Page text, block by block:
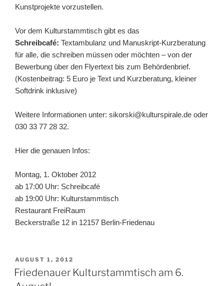
Kunstprojekte vorzustellen.
Vor dem Kulturstammtisch gibt es das
Schreibcafé: Textambulanz und Manuskript-Kurzberatung
für alle, die schreiben müssen oder möchten – von der
Bewerbung über den Flyertext bis zum Behördenbrief.
(Kostenbeitrag: 5 Euro je Text und Kurzberatung, kleiner
Softdrink inklusive)
Weitere Informationen unter: sikorski@kulturspirale.de oder
030 33 77 28 32.
Hier die genauen Infos:
Montag, 1. Oktober 2012
ab 17:00 Uhr: Schreibcafé
ab 19:00 Uhr: Kulturstammtisch
Restaurant FreiRaum
Beckerstraße 12 in 12157 Berlin-Friedenau
VERÖFFENTLICHT
AM
AUGUST 1, 2012
Friedenauer Kulturstammtisch am 6.